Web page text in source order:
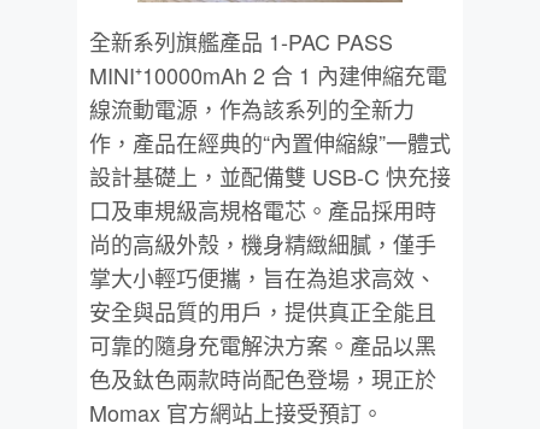
全新系列旗艦產品 1-PAC PASS
MINI⁺10000mAh 2 合 1 內建伸縮充電
線流動電源，作為該系列的全新力
作，產品在經典的“內置伸縮線”一體式
設計基礎上，並配備雙 USB-C 快充接
口及車規級高規格電芯。產品採用時
尚的高級外殼，機身精緻細膩，僅手
掌大小輕巧便攜，旨在為追求高效、
安全與品質的用戶，提供真正全能且
可靠的隨身充電解決方案。產品以黑
色及鈦色兩款時尚配色登場，現正於
Momax 官方網站上接受預訂。